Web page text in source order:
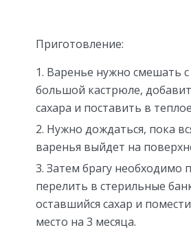
Приготовление:
Варенье нужно смешать
большой кастрюле,
сахара и поставить в
Нужно дождаться, пока
варенья выйдет на
Затем брагу необходимо
перелить в стерильные
оставшийся сахар и
место на 3 месяца.